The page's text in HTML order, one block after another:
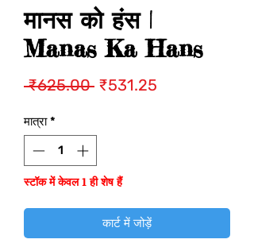
मानस को हंस |
Manas Ka Hans
₹625.00 नियमित
₹531.25
मात्रा *
स्टॉक में केवल 1 ही शेष हैं
कार्ट में जोड़ें